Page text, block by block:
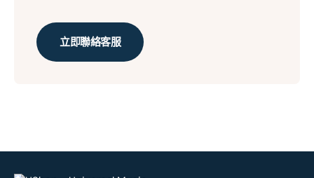
立即聯絡客服